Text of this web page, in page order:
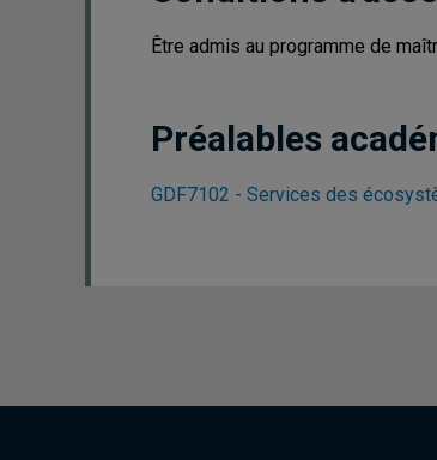
Être admis au programme de
Préalables
GDF7102 - Services des